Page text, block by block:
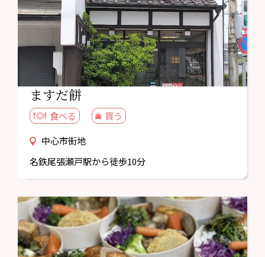
ますだ餅
食べる
買う
中心市街地
名鉄尾張瀬戸駅から徒歩10分